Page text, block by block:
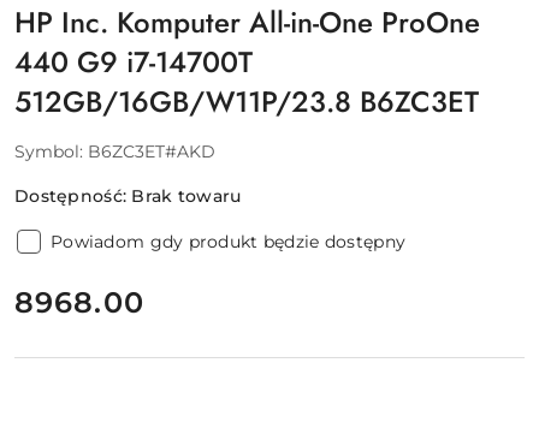
HP Inc. Komputer All-in-One ProOne
440 G9 i7-14700T
512GB/16GB/W11P/23.8 B6ZC3ET
Symbol: B6ZC3ET#AKD
Dostępność: Brak towaru
Powiadom gdy produkt będzie dostępny
cena:
8968.00